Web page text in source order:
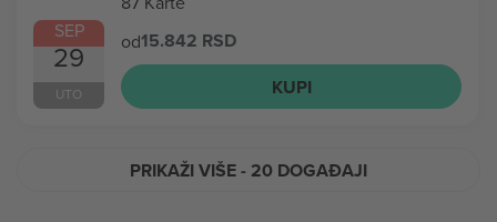
SEP
29
UTO
od15.842 RSD
KUPI
PRIKAŽI VIŠE- 20 DOGAĐAJI